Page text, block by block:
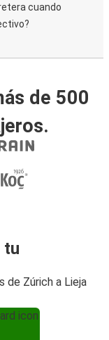
cuando
de 500
tu
de Zúrich a Lieja